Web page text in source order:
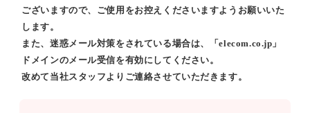
ございますので、ご使用をお控えくださいますようお願いいた
します。
また、迷惑メール対策をされている場合は、「elecom.co.jp」
ドメインのメール受信を有効にしてください。
改めて当社スタッフよりご連絡させていただきます。